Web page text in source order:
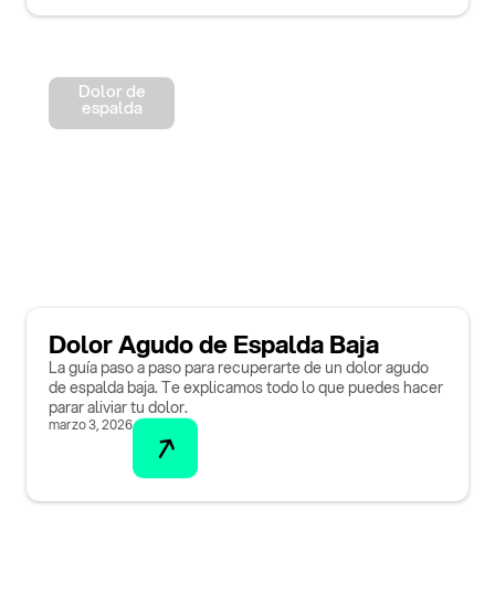
Dolor de
espalda
Dolor Agudo de Espalda Baja
La guía paso a paso para recuperarte de un dolor agudo
de espalda baja. Te explicamos todo lo que puedes hacer
parar aliviar tu dolor.
marzo 3, 2026